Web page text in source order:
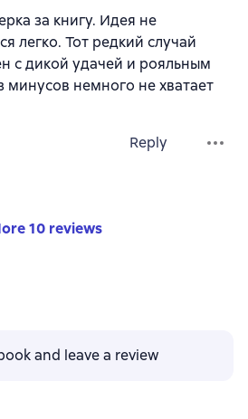
за книгу. Идея не
легко. Тот редкий случай
с дикой удачей и рояльным
минусов немного не хватает
Reply
10 reviews
and leave a review